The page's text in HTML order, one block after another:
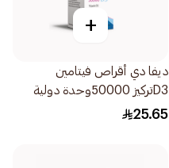
+
ديفا دي أقراص فيتامين
D3تركيز 50000وحدة دولية
8أقراص
25.65